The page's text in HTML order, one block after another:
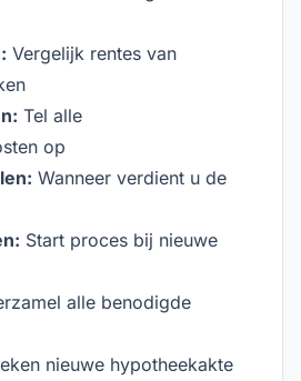
Vergelijk rentes van
Tel alle
op
Wanneer verdient u de
Start proces bij nieuwe
alle benodigde
nieuwe hypotheekakte